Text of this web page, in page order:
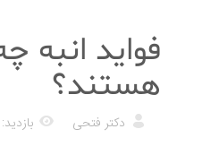
فواید انبه
هستند؟
دکتر فتحی بازدید: 4959